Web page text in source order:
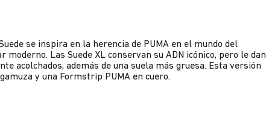
se inspira en la herencia de PUMA en el mundo del
Las Suede XL conservan su ADN icónico, pero le dan
acolchados, además de una suela más gruesa. Esta versión
y una Formstrip PUMA en cuero.